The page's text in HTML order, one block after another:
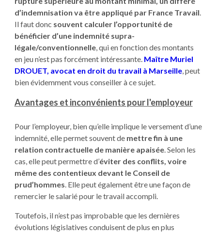
d’indemnisation va être appliqué par France Travail
Il faut donc souvent calculer l’opportunité de
bénéficier d’une indemnité supra-
légale/conventionnelle, qui en fonction des montants
en jeu n’est pas forcément intéressante. Maître Muriel
DROUET, avocat en droit du travail à Marseille, peut
bien évidemment vous conseiller à ce sujet.
Avantages et inconvénients pour l'employeur
Pour l’employeur, bien qu’elle implique le versement d’une
indemnité, elle permet souvent de mettre fin à une
relation contractuelle de manière apaisée. Selon les
cas, elle peut permettre d’éviter des conflits, voire
même des contentieux devant le Conseil de
prud’hommes . Elle peut également être une façon de
remercier le salarié pour le travail accompli.
Toutefois, il n’est pas improbable que les dernières
évolutions législatives conduisent de plus en plus